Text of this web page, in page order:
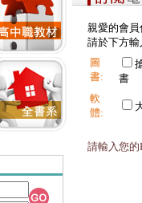
親愛的會員
請於下方輸
圖
書:
書
軟
體:
請輸入您的